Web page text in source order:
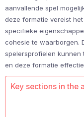
aanvallende spel
deze formatie vereist
specifieke
cohesie te waarborgen.
spelersprofielen kunnen
en deze formatie
Key sections in the